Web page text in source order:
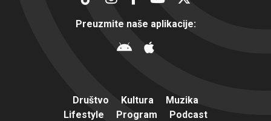
Preuzmite naše aplikacije:
Društvo Kultura
Muzika
Lifestyle
Program
Podcast